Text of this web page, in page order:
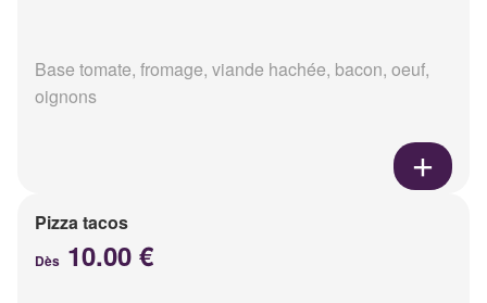
Base tomate, fromage, viande hachée, bacon, oeuf,
oignons
Pizza tacos
Dès 10.00 €